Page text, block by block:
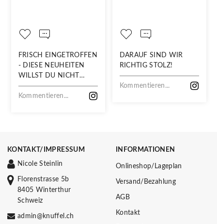
FRISCH EINGETROFFEN
- DIESE NEUHEITEN
WILLST DU NICHT
VERPASSEN!
Kommentieren...
DARAUF SIND WIR
RICHTIG STOLZ!
Kommentieren...
KONTAKT/IMPRESSUM
Nicole Steinlin
Florenstrasse 5b
8405 Winterthur
Schweiz
admin@knuffel.ch
INFORMATIONEN
Onlineshop/Lageplan
Versand/Bezahlung
AGB
Kontakt